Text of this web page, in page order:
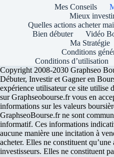
Mes Conseils
Mieux
Quelles actions acheter
Bien débuter
Vidéo
Ma Stratégie
Conditions
Conditions d’utilisation
Copyright 2008-2030 Graphseo
Débuter, Investir et Gagner en
expérience utilisateur ce site utilise
sur Graphseobourse.fr vous en
informations sur les valeurs
GraphseoBourse.fr ne sont
informatif. Ces informations
aucune manière une incitation à
acheter. Elles ne constituent
investisseurs. Elles ne constituent